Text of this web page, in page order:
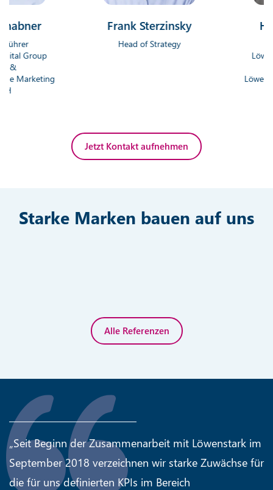
Frank Sterzinsky
Head of Strategy
Löwenstark
Jetzt Kontakt aufnehmen
Starke Marken bauen auf uns
Alle Referenzen
„Seit Beginn der Zusammenarbeit mit Löwenstark im
September 2018 verzeichnen wir starke Zuwächse für
die für uns definierten KPIs im Bereich